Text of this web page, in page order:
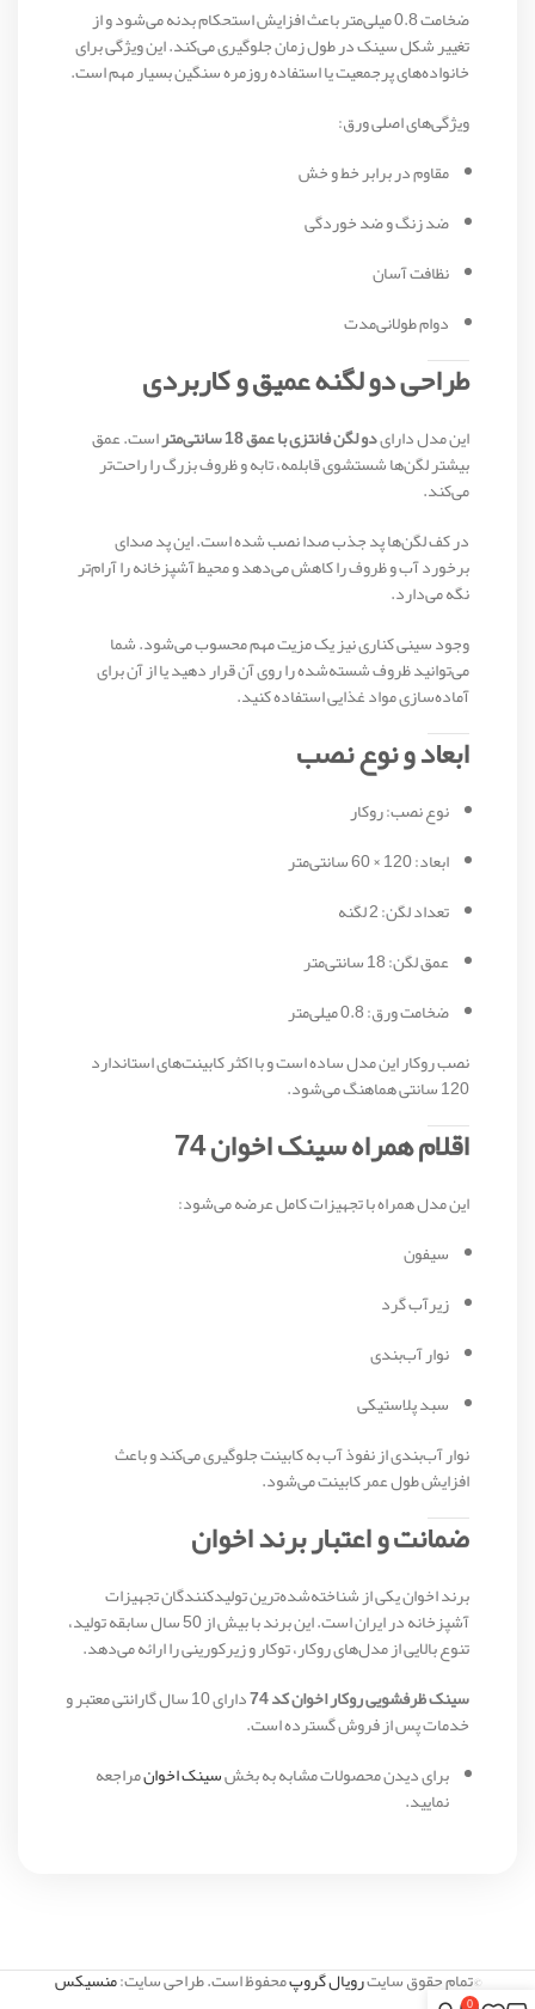
ضخامت 0.8 میلی‌متر باعث افزایش استحکام بدنه می‌شود و از
تغییر شکل سینک در طول زمان جلوگیری می‌کند. این ویژگی برای
خانواده‌های پرجمعیت یا استفاده روزمره سنگین بسیار مهم است.
ویژگی‌های اصلی ورق:
مقاوم در برابر خط و خش
ضد زنگ و ضد خوردگی
نظافت آسان
دوام طولانی‌مدت
طراحی دو لگنه عمیق و کاربردی
این مدل دارایدو لگن فانتزی با عمق 18 سانتی‌متر است. عمق
بیشتر لگن‌ها شستشوی قابلمه، تابه و ظروف بزرگ را راحت‌تر
می‌کند.
در کف لگن‌ها پد جذب صدا نصب شده است. این پد صدای
برخورد آب و ظروف را کاهش می‌دهد و محیط آشپزخانه را آرام‌تر
نگه می‌دارد.
وجود سینی کناری نیز یک مزیت مهم محسوب می‌شود. شما
می‌توانید ظروف شسته‌شده را روی آن قرار دهید یا از آن برای
آماده‌سازی مواد غذایی استفاده کنید.
ابعاد و نوع نصب
نوع نصب: روکار
ابعاد: 120 × 60 سانتی‌متر
تعداد لگن: 2 لگنه
عمق لگن: 18 سانتی‌متر
ضخامت ورق: 0.8 میلی‌متر
نصب روکار این مدل ساده است و با اکثر کابینت‌های استاندارد
120 سانتی هماهنگ می‌شود.
اقلام همراه سینک اخوان 74
این مدل همراه با تجهیزات کامل عرضه می‌شود:
سیفون
زیرآب گرد
نوار آب‌بندی
سبد پلاستیکی
نوار آب‌بندی از نفوذ آب به کابینت جلوگیری می‌کند و باعث
افزایش طول عمر کابینت می‌شود.
ضمانت و اعتبار برند اخوان
برند اخوان یکی از شناخته‌شده‌ترین تولیدکنندگان تجهیزات
آشپزخانه در ایران است. این برند با بیش از 50 سال سابقه تولید،
تنوع بالایی از مدل‌های روکار، توکار و زیرکورینی را ارائه می‌دهد.
سینک ظرفشویی روکار اخوان کد 74
دارای 10 سال گارانتی معتبر و
خدمات پس از فروش گسترده است.
برای دیدن محصولات مشابه به بخشسینک اخوانمراجعه
نمایید.
©تمام حقوق سایترویال گروپمحفوظ است. طراحی سایت:منسیکس
0